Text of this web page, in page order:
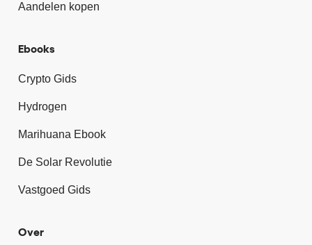
Aandelen kopen
Ebooks
Crypto Gids
Hydrogen
Marihuana Ebook
De Solar Revolutie
Vastgoed Gids
Over